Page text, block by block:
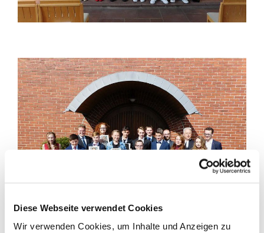
Diese Webseite verwendet Cookies
Wir verwenden Cookies, um Inhalte und Anzeigen zu